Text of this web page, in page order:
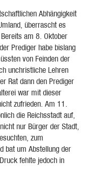
Abhängigkeit
überrascht es
am 8. Oktober
Prediger habe bislang
von Feinden der
unchristliche Lehren
Rat dann den Prediger
war mit dieser
zufrieden. Am 11.
die Reichsstadt auf,
nur Bürger der Stadt,
zum
bat um Abstellung der
fehlte jedoch in